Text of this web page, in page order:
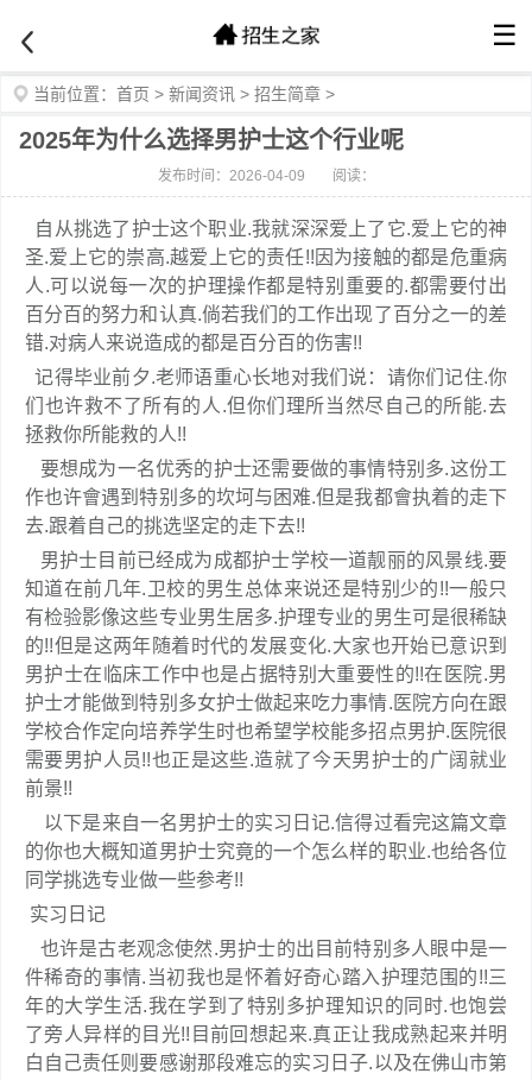
☰
当前位置： 首页 > 新闻资讯 > 招生简章 >
2025年为什么选择男护士这个行业呢
发布时间：2026-04-09 阅读：
自从挑选了护士这个职业.我就深深爱上了它.爱上它的神
圣.爱上它的崇高.越爱上它的责任!!因为接触的都是危重病
人.可以说每一次的护理操作都是特别重要的.都需要付出
百分百的努力和认真.倘若我们的工作出现了百分之一的差
错.对病人来说造成的都是百分百的伤害!!
记得毕业前夕.老师语重心长地对我们说：请你们记住.你
们也许救不了所有的人.但你们理所当然尽自己的所能.去
拯救你所能救的人!!
要想成为一名优秀的护士还需要做的事情特别多.这份工
作也许會遇到特别多的坎坷与困难.但是我都會执着的走下
去.跟着自己的挑选坚定的走下去!!
男护士目前已经成为成都护士学校一道靓丽的风景线.要
知道在前几年.卫校的男生总体来说还是特别少的!!一般只
有检验影像这些专业男生居多.护理专业的男生可是很稀缺
的!!但是这两年随着时代的发展变化.大家也开始已意识到
男护士在临床工作中也是占据特别大重要性的!!在医院.男
护士才能做到特别多女护士做起来吃力事情.医院方向在跟
学校合作定向培养学生时也希望学校能多招点男护.医院很
需要男护人员!!也正是这些.造就了今天男护士的广阔就业
前景!!
以下是来自一名男护士的实习日记.信得过看完这篇文章
的你也大概知道男护士究竟的一个怎么样的职业.也给各位
同学挑选专业做一些参考!!
实习日记
也许是古老观念使然.男护士的出目前特别多人眼中是一
件稀奇的事情.当初我也是怀着好奇心踏入护理范围的!!三
年的大学生活.我在学到了特别多护理知识的同时.也饱尝
了旁人异样的目光!!目前回想起来.真正让我成熟起来并明
白自己责任则要感谢那段难忘的实习日子.以及在佛山市第